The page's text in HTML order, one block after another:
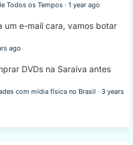
Todos os Tempos · 1 year ago
um e-mail cara, vamos botar
ago
DVDs na Saraiva antes
com mídia física no Brasil · 3 years